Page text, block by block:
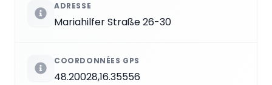
ADRESSE
Mariahilfer Straße 26-30
COORDONNÉES GPS
48.20028,16.35556